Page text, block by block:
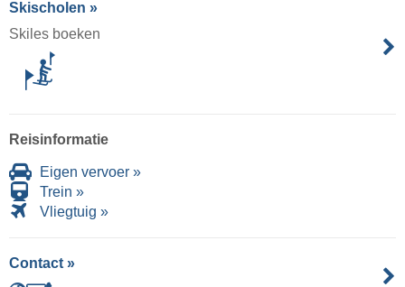
Skischolen »
Skiles boeken
Reisinformatie
Eigen vervoer »
Trein »
Vliegtuig »
Contact »